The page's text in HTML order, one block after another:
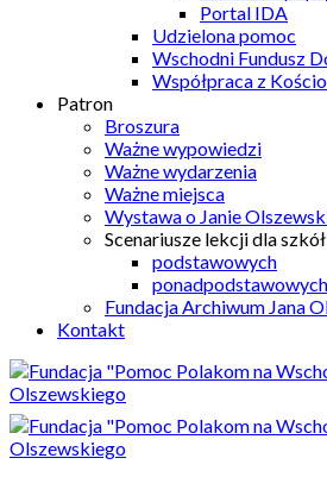
Portal IDA
Udzielona pomoc
Wschodni Fundusz
Współpraca z
Patron
Broszura
Ważne wypowiedzi
Ważne wydarzenia
Ważne miejsca
Wystawa o Janie
Scenariusze lekcji dla
podstawowych
ponadpodstawowych
Fundacja Archiwum Jana
Kontakt